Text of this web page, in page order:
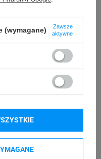
Cieszyn (Polska)
gspr@ptmb.pl
210
(wymagane)
Zawsze
aktywne